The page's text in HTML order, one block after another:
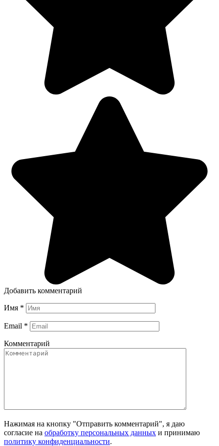
Добавить комментарий
Имя *
Email *
Комментарий
Нажимая на кнопку "Отправить комментарий", я даю
согласие на обработку персональных данных и принимаю
политику конфиденциальности.